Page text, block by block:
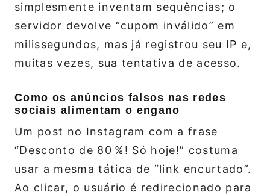
simplesmente inventam sequências; o
servidor devolve “cupom inválido” em
milissegundos, mas já registrou seu IP e,
muitas vezes, sua tentativa de acesso.
Como os anúncios falsos nas redes
sociais alimentam o engano
Um post no Instagram com a frase
“Desconto de 80 %! Só hoje!” costuma
usar a mesma tática de “link encurtado”.
Ao clicar, o usuário é redirecionado para